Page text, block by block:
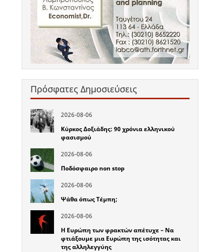
Πρόσφατες Δημοσιεύσεις
2026-08-06
Κύρκος Δοξιάδης: 90 χρόνια ελληνικού
φασισμού
2026-08-06
Ποδόσφαιρο non stop
2026-08-06
Ψάθα όπως Τέμπη;
2026-08-06
Η Ευρώπη των φρακτών απέτυχε – Να
φτιάξουμε μια Ευρώπη της ισότητας και
της αλληλεγγύης